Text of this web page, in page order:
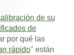
de su
de
por qué las
rápido" están